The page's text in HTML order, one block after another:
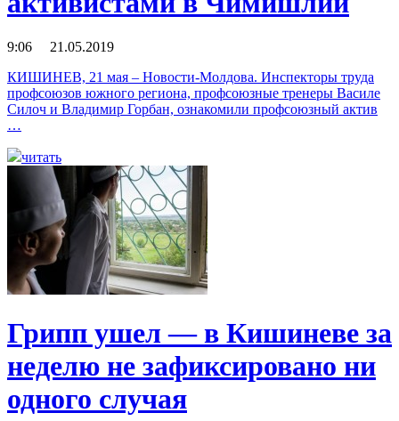
9:06 21.05.2019
КИШИНЕВ, 21 мая – Новости-Молдова. Инспекторы труда
профсоюзов южного региона, профсоюзные тренеры Василе
Силоч и Владимир Горбан, ознакомили профсоюзный актив
…
читать
Грипп ушел — в Кишиневе за
неделю не зафиксировано ни
одного случая